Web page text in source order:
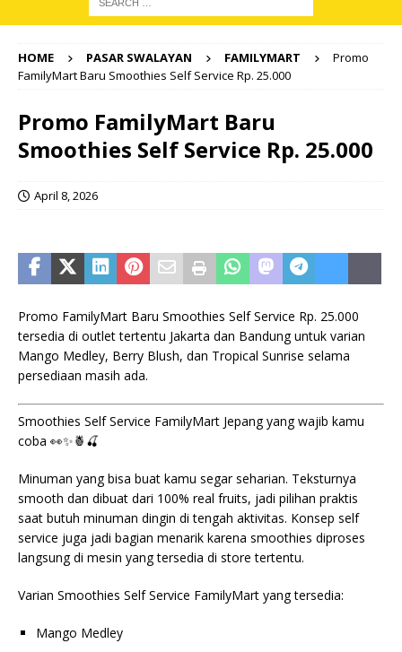
HOME PASAR SWALAYAN FAMILYMART
Promo
FamilyMart Baru Smoothies Self Service Rp. 25.000
Promo FamilyMart Baru
Smoothies Self Service Rp. 25.000
April 8, 2026
Promo FamilyMart Baru Smoothies Self Service Rp. 25.000
tersedia di outlet tertentu Jakarta dan Bandung untuk varian
Mango Medley, Berry Blush, dan Tropical Sunrise selama
persediaan masih ada.
Smoothies Self Service FamilyMart Jepang yang wajib kamu
coba 👀✨🍍🍒
Minuman yang bisa buat kamu segar seharian. Teksturnya
smooth dan dibuat dari 100% real fruits, jadi pilihan praktis
saat butuh minuman dingin di tengah aktivitas. Konsep self
service juga jadi bagian menarik karena smoothies diproses
langsung di mesin yang tersedia di store tertentu.
Varian Smoothies Self Service FamilyMart yang tersedia:
Mango Medley